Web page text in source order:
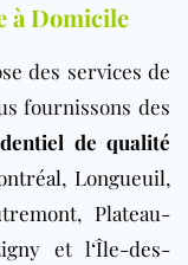
à Domicile
des services de
fournissons des
de qualité
, Longueuil,
, Plateau-
et l‘Île-des-